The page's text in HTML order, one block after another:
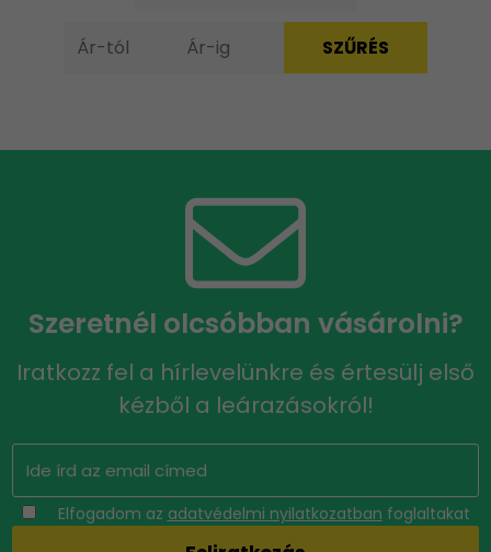
Szeretnél olcsóbban vásárolni?
Iratkozz fel a hírlevelünkre és értesülj első
kézből a leárazásokról!
Elfogadom az adatvédelmi nyilatkozatban foglaltakat